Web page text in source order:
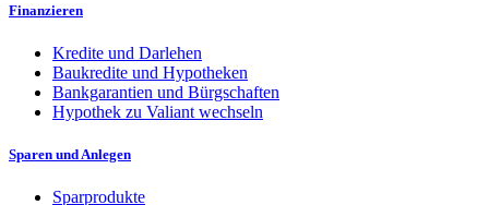
Finanzieren
Kredite und Darlehen
Baukredite und Hypotheken
Bankgarantien und Bürgschaften
Hypothek zu Valiant wechseln
Sparen und Anlegen
Sparprodukte